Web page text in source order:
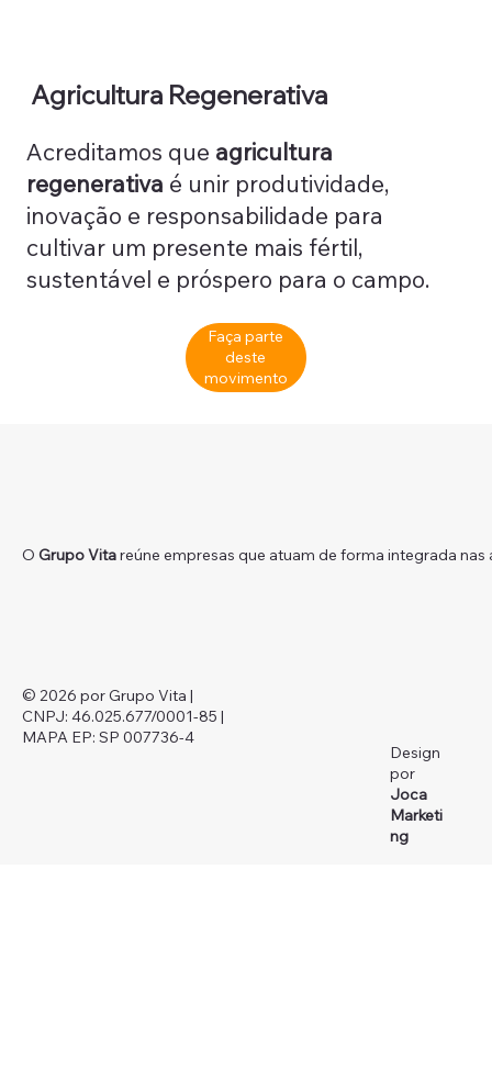
Agricultura Regenerativa
Acreditamos que agricultura
regenerativa é unir produtividade,
inovação e responsabilidade para
cultivar um presente mais fértil,
sustentável e próspero para o campo.
Faça parte
deste
movimento
O Grupo Vitareúne empresas que atuam de forma integrada
© 2026 por Grupo Vita |
CNPJ: 46.025.677/0001-85 |
MAPA EP: SP 007736-4
Design
por
Joca
Marketi
ng